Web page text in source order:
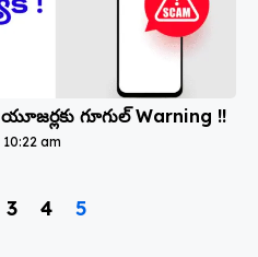
గూగుల్ Warning !!
10:22 am
3 4 5